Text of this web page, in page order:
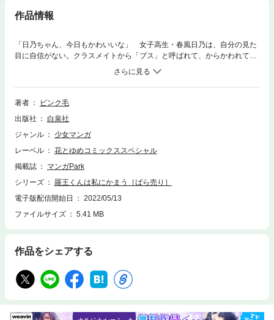
作品情報
「日乃ちゃん、今日もかわいいな」 女子高生・春風日乃は、自分の見た
目に自信がない。クラスメイトから「ブス」と呼ばれて、からかわれてし
まうことも。そんな中、同じクラスのヤンキー男子・黒羽羅王が、日乃に
「かわいい」と言ってきて――!? 第14話「恋心とすれ違い」を収録！
著者
ピンク毛
出版社
白泉社
ジャンル
少女マンガ
レーベル
花とゆめコミックススペシャル
掲載誌
マンガPark
シリーズ
羅王くんは私にかまう［ばら売り］
電子版配信開始日
2022/05/13
ファイルサイズ
5.41 MB
作品をシェアする